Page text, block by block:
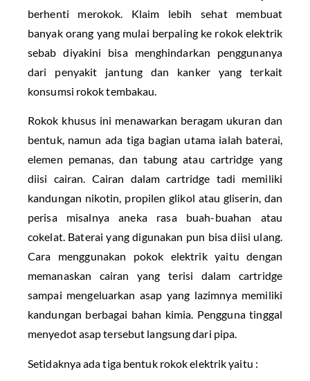
berhenti merokok. Klaim lebih sehat membuat
banyak orang yang mulai berpaling ke rokok elektrik
sebab diyakini bisa menghindarkan penggunanya
dari penyakit jantung dan kanker yang terkait
konsumsi rokok tembakau.
Rokok khusus ini menawarkan beragam ukuran dan
bentuk, namun ada tiga bagian utama ialah baterai,
elemen pemanas, dan tabung atau cartridge yang
diisi cairan. Cairan dalam cartridge tadi memiliki
kandungan nikotin, propilen glikol atau gliserin, dan
perisa misalnya aneka rasa buah-buahan atau
cokelat. Baterai yang digunakan pun bisa diisi ulang.
Cara menggunakan pokok elektrik yaitu dengan
memanaskan cairan yang terisi dalam cartridge
sampai mengeluarkan asap yang lazimnya memiliki
kandungan berbagai bahan kimia. Pengguna tinggal
menyedot asap tersebut langsung dari pipa.
Setidaknya ada tiga bentuk rokok elektrik yaitu :